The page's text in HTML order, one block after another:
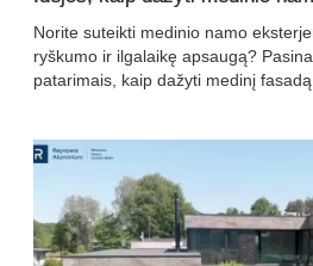
Norite suteikti medinio namo
ryškumo ir ilgalaikę apsaugą?
patarimais, kaip dažyti medinį